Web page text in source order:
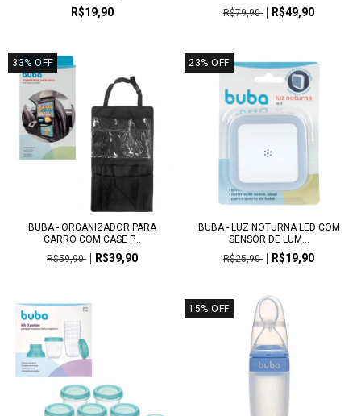
R$19,90
R$79,90
R$49,90
33% OFF
BUBA - ORGANIZADOR PARA
CARRO COM CASE P...
R$59,90
R$39,90
23% OFF
BUBA - LUZ NOTURNA LED COM
SENSOR DE LUM...
R$25,90
R$19,90
15% OFF